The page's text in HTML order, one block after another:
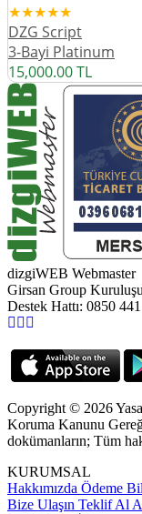
★★★★★
DZG Script
3-Bayi Platinum
15,000.00TL
dizgiWEB Webmaster
Girsan Group
Destek Hattı: 0850
Copyright © 2026
Koruma Kanunu
dokümanların; Tüm
KURUMSAL
Hakkımızda Ödeme
Bize Ulaşın Teklif Al